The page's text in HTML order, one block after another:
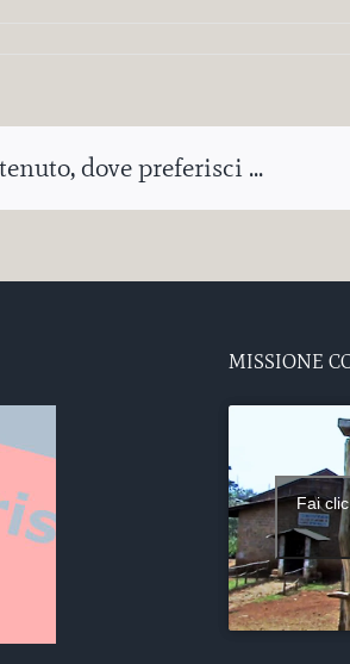
dove preferisci ...
MISSIONE
Fai